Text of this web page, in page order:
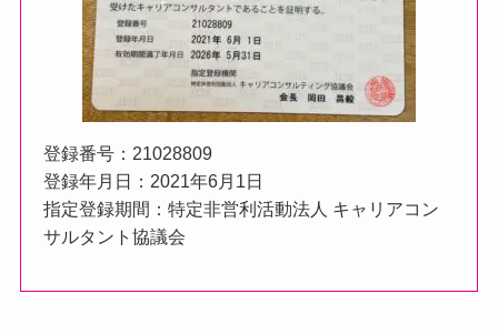
登録番号：21028809
登録年月日：2021年6月1日
指定登録期間：特定非営利活動法人 キャリアコン
サルタント協議会